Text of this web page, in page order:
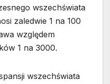
wszechświata
zaledwie 1 na 100
względem
1 na 3000.
wszechświata